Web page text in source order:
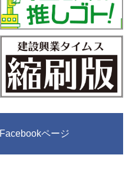
Facebookページ